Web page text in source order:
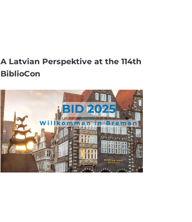
A Latvian Perspektive at the 114th
BiblioCon